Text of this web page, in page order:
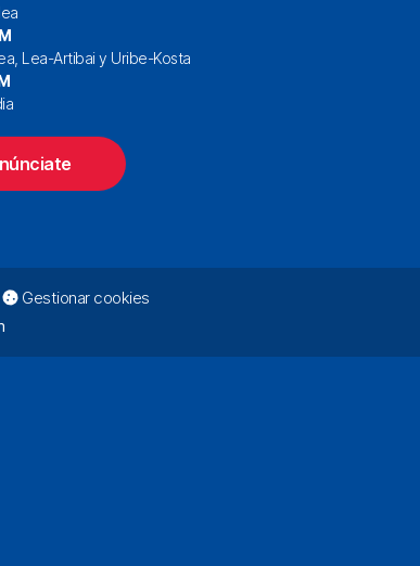
Lea-Artibai y Uribe-Kosta
Gestionar cookies